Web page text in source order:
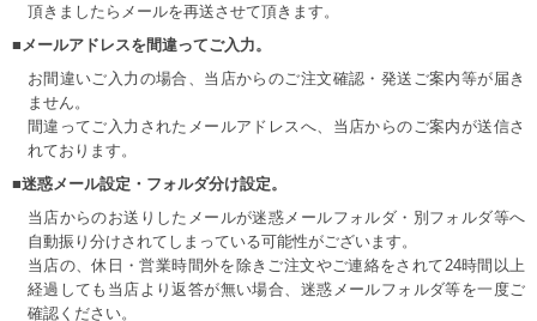
頂きましたらメールを再送させて頂きます。
■メールアドレスを間違ってご入力。
お間違いご入力の場合、当店からのご注文確認・発送ご案内等が届き
ません。
間違ってご入力されたメールアドレスへ、当店からのご案内が送信さ
れております。
■迷惑メール設定・フォルダ分け設定。
当店からのお送りしたメールが迷惑メールフォルダ・別フォルダ等へ
自動振り分けされてしまっている可能性がございます。
当店の、休日・営業時間外を除きご注文やご連絡をされて24時間以上
経過しても当店より返答が無い場合、迷惑メールフォルダ等を一度ご
確認ください。